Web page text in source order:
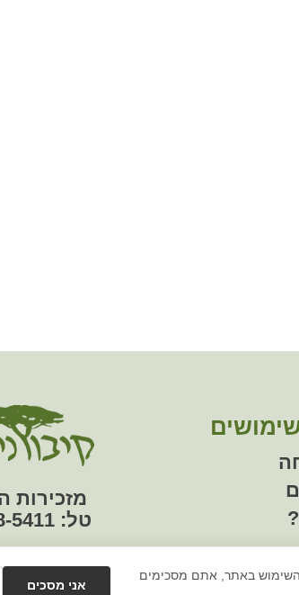
מזכירות
טל:5411
השימוש באתר, אתם מסכימים
אני מסכים